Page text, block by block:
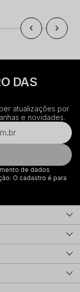
DAS
atualizações por
e novidades.
de dados
O cadastro é para